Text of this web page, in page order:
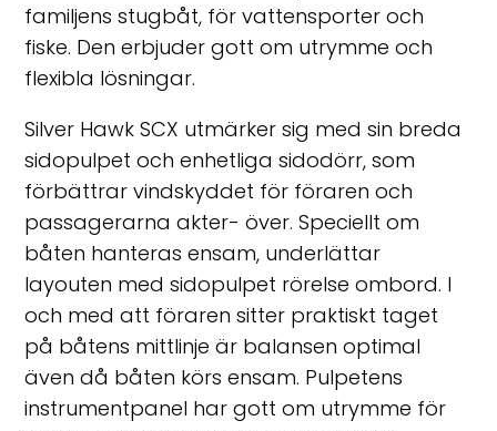
familjens stugbåt, för vattensporter och
fiske. Den erbjuder gott om utrymme och
flexibla lösningar.
Silver Hawk SCX utmärker sig med sin breda
sidopulpet och enhetliga sidodörr, som
förbättrar vindskyddet för föraren och
passagerarna akter- över. Speciellt om
båten hanteras ensam, underlättar
layouten med sidopulpet rörelse ombord. I
och med att föraren sitter praktiskt taget
på båtens mittlinje är balansen optimal
även då båten körs ensam. Pulpetens
instrumentpanel har gott om utrymme för